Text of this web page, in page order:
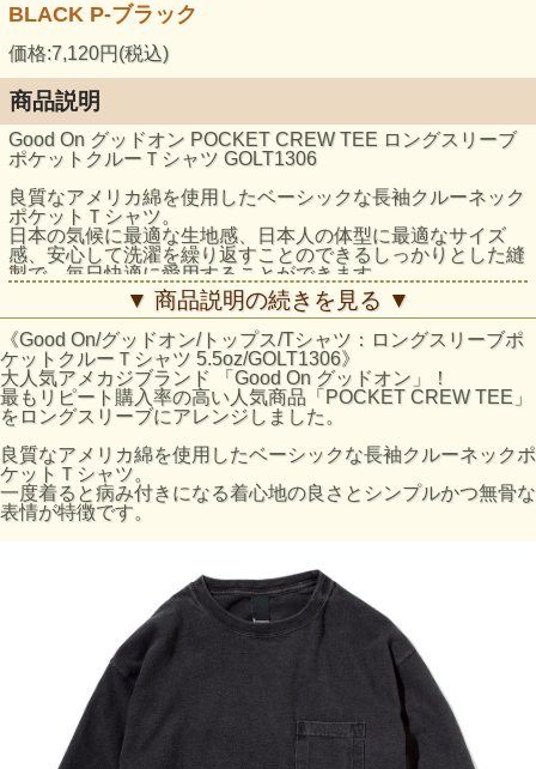
BLACK P-ブラック
価格:7,120円(税込)
商品説明
Good On グッドオン POCKET CREW TEE ロングスリーブ
ポケットクルーＴシャツ GOLT1306
良質なアメリカ綿を使用したベーシックな長袖クルーネック
ポケットＴシャツ。
日本の気候に最適な生地感、日本人の体型に最適なサイズ
感、安心して洗濯を繰り返すことのできるしっかりとした縫
製で、毎日快適に愛用することができます。
素材には肌に優しく強度にも優れた高品質のアメリカ綿を使
用。
製品に負担のかかる独自の後染めに耐えうる丈夫な縫製。
染色後の最も縮んだ状態から着用によって生地が馴染んだと
きにベストなサイズスペックとなるように縮率を計算した独
自のパターン。 胴体部分を丸胴編みにより筒状に編み上げ
ているため胴周りには縫い目が無く、見た目も着心地もすっ
きりと軽やかで、重ね着の際にもかさ張りません。
Reactive Dye（反応染め）カラーは、落ち着いた雰囲気のき
れいな発色が特徴で、ベーシックかつシンプルな仕上がりで
着回しやすく上品な印象です。
着丈（前）
(cm)
身幅 (cm) 肩幅(cm)
64
49.5 65
▼ 商品説明の続きを見る ▼
《Good On/グッドオン/トップス/Tシャツ：ロングスリーブポ
ケットクルーＴシャツ 5.5oz/GOLT1306》
大人気アメカジブランド 「Good On グッドオン」！
最もリピート購入率の高い人気商品「POCKET CREW TEE」
をロングスリーブにアレンジしました。
良質なアメリカ綿を使用したベーシックな長袖クルーネックポ
ケットＴシャツ。
一度着ると病み付きになる着心地の良さとシンプルかつ無骨な
表情が特徴です。